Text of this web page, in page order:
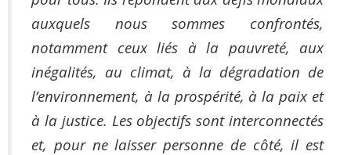
auxquels nous sommes confrontés,
notamment ceux liés à la pauvreté, aux
inégalités, au climat, à la dégradation de
l’environnement, à la prospérité, à la paix et
à la justice. Les objectifs sont interconnectés
et, pour ne laisser personne de côté, il est